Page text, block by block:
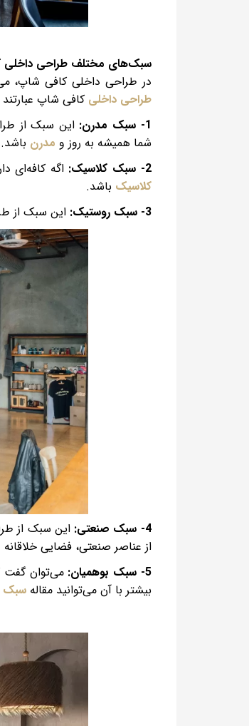
سبک‌های مختلف طراحی داخلی
در طراحی داخلی کافی شاپ،
طراحی داخلی کافی شاپ عبارتند
1- سبک مدرن:
این سبک از
شما همیشه به روز و مدرن باشد.
2- سبک کلاسیک:
اگه کافه‌ای
کلاسیک باشد.
3- سبک روستیک:
این سبک از
4- سبک صنعتی:
این سبک از
از عناصر صنعتی، فضایی
5- سبک بوهمیان:
می‌توان گفت
بیشتر با آن می‌توانید مقالهسبک